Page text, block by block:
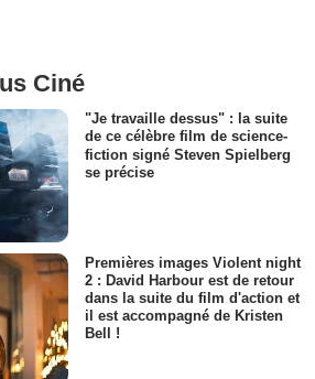
Ciné
"Je travaille dessus" : la suite
de ce célèbre film de science-
fiction signé Steven Spielberg
se précise
Premières images Violent night
2 : David Harbour est de retour
dans la suite du film d'action et
il est accompagné de Kristen
Bell !